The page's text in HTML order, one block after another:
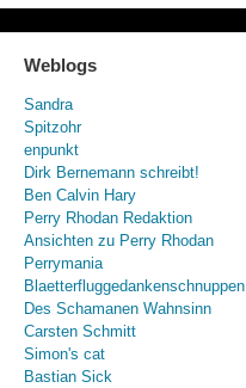
Weblogs
Sandra
Spitzohr
enpunkt
Dirk Bernemann schreibt!
Ben Calvin Hary
Perry Rhodan Redaktion
Ansichten zu Perry Rhodan
Perrymania
Blaetterfluggedankenschnuppen
Des Schamanen Wahnsinn
Carsten Schmitt
Simon's cat
Bastian Sick